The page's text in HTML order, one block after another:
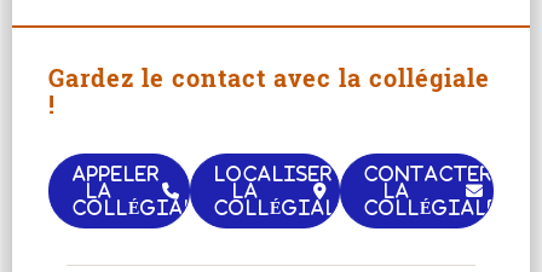
Gardez le contact avec la collégiale
!
APPELER
LA
COLLÉGIALE
LOCALISER
LA
COLLÉGIALE
CONTACTER
LA
COLLÉGIALE